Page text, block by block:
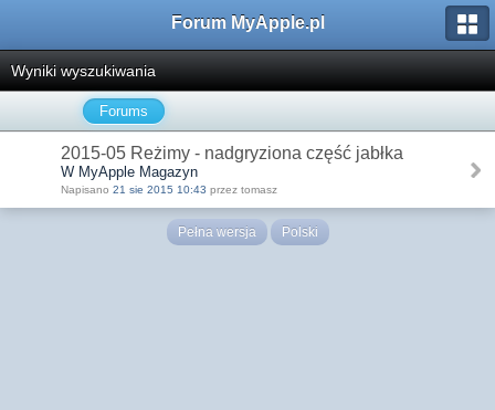
Forum MyApple.pl
Wyniki wyszukiwania
Forums
2015-05 Reżimy - nadgryziona część jabłka
W MyApple Magazyn
Napisano 21 sie 2015 10:43 przez tomasz
Pełna wersja Polski